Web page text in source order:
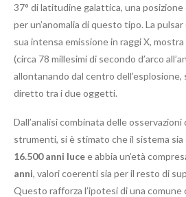
37° di latitudine galattica, una
per un’anomalia di questo tipo. La pulsar
sua intensa emissione in raggi X,
(circa 78 millesimi di secondo d’arco
allontanando dal centro
diretto tra i due oggetti.
Dall’analisi combinata delle osservazioni
strumenti, si è stimato che il sistema
16.500 anni lucee abbia un’età
anni, valori coerenti sia per il resto di
Questo rafforza l’ipotesi di una comune